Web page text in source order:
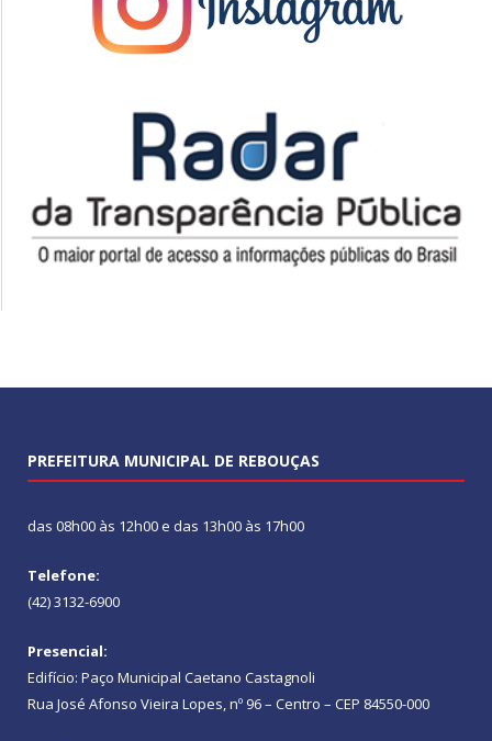
PREFEITURA MUNICIPAL DE REBOUÇAS
das 08h00 às 12h00 e das 13h00 às 17h00
Telefone:
(42) 3132-6900
Presencial:
Edifício: Paço Municipal Caetano Castagnoli
Rua José Afonso Vieira Lopes, nº 96 – Centro – CEP 84550-000